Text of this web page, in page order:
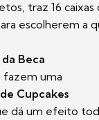
traz 16 caixas
escolherem a
Beca
fazem uma
Cupcakes
dá um efeito